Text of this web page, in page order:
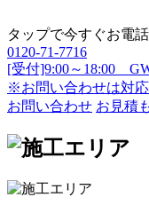
タップで今すぐお電
0120-71-7716
[受付]9:00～18:00
※お問い合わせは対
お問い合わせ お見積